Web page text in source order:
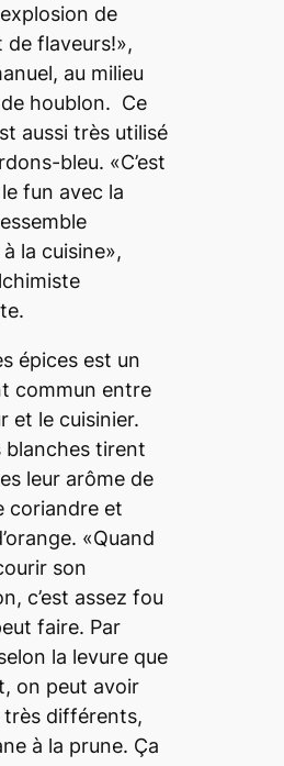
de
de flaveurs!»,
au milieu
de houblon. Ce
aussi très utilisé
bleu. «C’est
fun avec la
la cuisine»,
épices est un
commun entre
et le cuisinier.
blanches tirent
leur arôme de
coriandre et
«Quand
son
c’est assez fou
faire. Par
la levure que
on peut avoir
très différents,
à la prune. Ça